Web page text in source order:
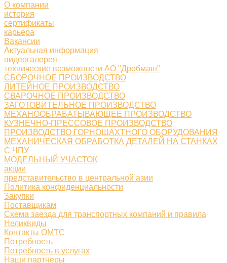
О компании
история
сертификаты
карьера
Вакансии
Актуальная информация
видеогалерея
технические возможности АО "Дробмаш"
СБОРОЧНОЕ ПРОИЗВОДСТВО
ЛИТЕЙНОЕ ПРОИЗВОДСТВО
СВАРОЧНОЕ ПРОИЗВОДСТВО
ЗАГОТОВИТЕЛЬНОЕ ПРОИЗВОДСТВО
МЕХАНООБРАБАТЫВАЮЩЕЕ ПРОИЗВОДСТВО
КУЗНЕЧНО-ПРЕССОВОЕ ПРОИЗВОДСТВО
ПРОИЗВОДСТВО ГОРНОШАХТНОГО ОБОРУДОВАНИЯ
МЕХАНИЧЕСКАЯ ОБРАБОТКА ДЕТАЛЕЙ НА СТАНКАХ
С ЧПУ
МОДЕЛЬНЫЙ УЧАСТОК
акции
представительство в центральной азии
Политика конфиденциальности
Закупки
Поставщикам
Схема заезда для транспортных компаний и правила
Неликвиды
Контакты ОМТС
Потребность
Потребность в услугах
Наши партнеры